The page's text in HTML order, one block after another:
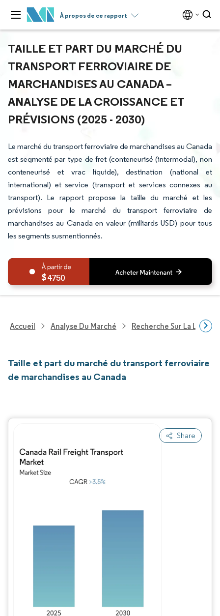
À propos de ce rapport
TAILLE ET PART DU MARCHÉ DU
TRANSPORT FERROVIAIRE DE
MARCHANDISES AU CANADA –
ANALYSE DE LA CROISSANCE ET
PRÉVISIONS (2025 - 2030)
Le marché du transport ferroviaire de marchandises au Canada
est segmenté par type de fret (conteneurisé (intermodal), non
conteneurisé et vrac liquide), destination (national et
international) et service (transport et services connexes au
transport). Le rapport propose la taille du marché et les
prévisions pour le marché du transport ferroviaire de
marchandises au Canada en valeur (milliards USD) pour tous
les segments susmentionnés.
4750
Accueil Analyse Du Marché Recherche Sur La
Taille et part du marché du transport ferroviaire
de marchandises au Canada
Share